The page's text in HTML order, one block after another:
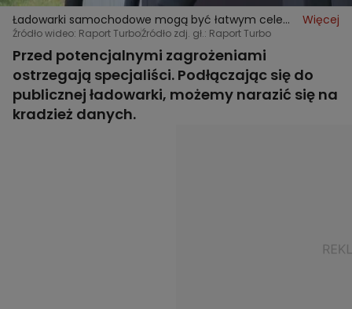
Ładowarki samochodowe mogą być łatwym celem
dla hakerów
Więcej
Źródło wideo: Raport TurboŹródło zdj. gł.: Raport Turbo
Przed potencjalnymi zagrożeniami
ostrzegają specjaliści. Podłączając się do
publicznej ładowarki, możemy narazić się na
kradzież danych.